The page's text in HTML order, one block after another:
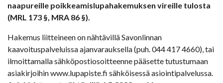
naapureille poikkeamislupahakemuksen vireille tulosta
(MRL 173 §, MRA 86 §).
Hakemus liitteineen on nähtävillä Savonlinnan
kaavoituspalveluissa ajanvarauksella (puh. 044 417 4660), tai
ilmoittamalla sähköpostiosoitteenne pääsette tutustumaan
asiakirjoihin www.lupapiste.fi sähköisessä asiointipalvelussa.